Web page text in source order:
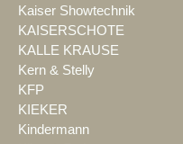
Kaiser Showtechnik
KAISERSCHOTE
KALLE KRAUSE
Kern & Stelly
KFP
KIEKER
Kindermann